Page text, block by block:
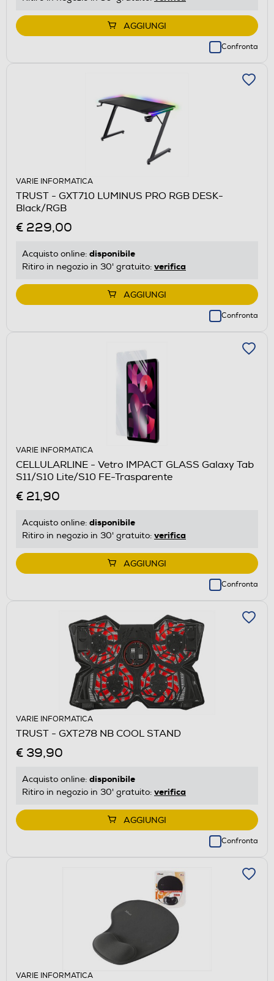
AGGIUNGI
Confronta
VARIE INFORMATICA
TRUST - GXT710 LUMINUS PRO RGB DESK-
Black/RGB
€ 229,00
Acquisto online: disponibile
Ritiro in negozio in 30' gratuito: verifica
AGGIUNGI
Confronta
VARIE INFORMATICA
CELLULARLINE - Vetro IMPACT GLASS Galaxy Tab
S11/S10 Lite/S10 FE-Trasparente
€ 21,90
Acquisto online: disponibile
Ritiro in negozio in 30' gratuito: verifica
AGGIUNGI
Confronta
VARIE INFORMATICA
TRUST - GXT278 NB COOL STAND
€ 39,90
Acquisto online: disponibile
Ritiro in negozio in 30' gratuito: verifica
AGGIUNGI
Confronta
VARIE INFORMATICA